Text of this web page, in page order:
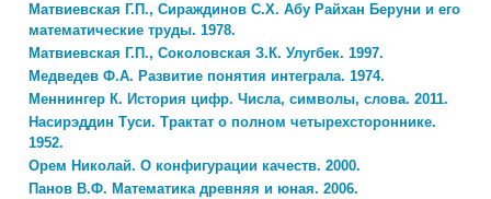
Матвиевская Г.П., Сираждинов С.Х. Абу Райхан Беруни и его
математические труды. 1978.
Матвиевская Г.П., Соколовская З.К. Улугбек. 1997.
Медведев Ф.А. Развитие понятия интеграла. 1974.
Меннингер К. История цифр. Числа, символы, слова. 2011.
Насирэддин Туси. Трактат о полном четырехстороннике.
1952.
Орем Николай. О конфигурации качеств. 2000.
Панов В.Ф. Математика древняя и юная. 2006.